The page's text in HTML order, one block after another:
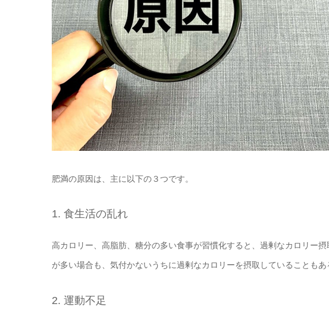
肥満の原因は、主に以下の３つです。
1. 食生活の乱れ
高カロリー、高脂肪、糖分の多い食事が習慣化すると、過剰なカロリー
が多い場合も、気付かないうちに過剰なカロリーを摂取していることもあ
2. 運動不足